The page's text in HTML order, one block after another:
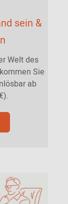
sein &
Welt des
Sie
ab